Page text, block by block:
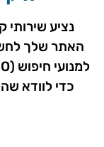
נציע שירותי
האתר שלך
כדי לוודא